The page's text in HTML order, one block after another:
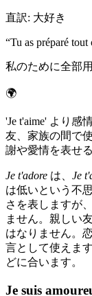
直訳: 大好き
“Tu as préparé tout
私のために全部
🌍
'Je t'aime' より感
友、家族の間で
謝や愛情を表せる
Je t'adore は、 Je
は低いという不
さを表しますが
ません。親しい
はなりません。
言として使えま
どに合います。
Je suis